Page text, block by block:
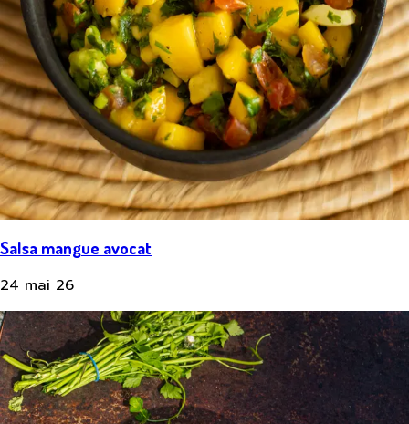
Salsa mangue avocat
24 mai 26